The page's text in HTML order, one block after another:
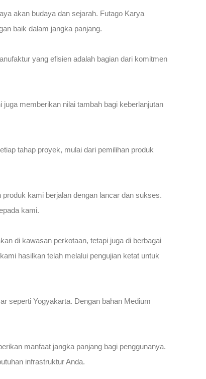
akan budaya dan sejarah. Futago Karya
baik dalam jangka panjang.
yang efisien adalah bagian dari komitmen
memberikan nilai tambah bagi keberlanjutan
tahap proyek, mulai dari pemilihan produk
kami berjalan dengan lancar dan sukses.
kami.
di kawasan perkotaan, tetapi juga di berbagai
hasilkan telah melalui pengujian ketat untuk
seperti Yogyakarta. Dengan bahan Medium
manfaat jangka panjang bagi penggunanya.
infrastruktur Anda.